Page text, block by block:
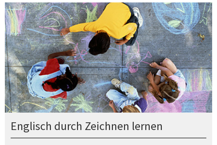
Englisch durch Zeichnen lernen